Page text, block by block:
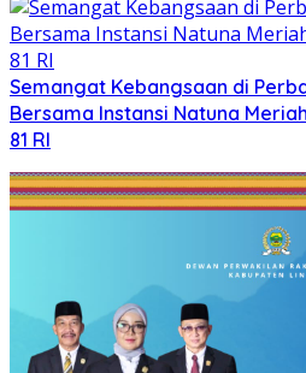
Semangat Kebangsaan di
Bersama Instansi Natuna
81 RI